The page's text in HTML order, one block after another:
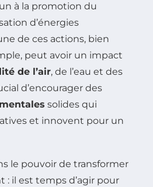
à la promotion du
d’énergies
de ces actions, bien
peut avoir un impact
de l’air, de l’eau et des
d’encourager des
solides qui
et innovent pour un
le pouvoir de transformer
il est temps d’agir pour